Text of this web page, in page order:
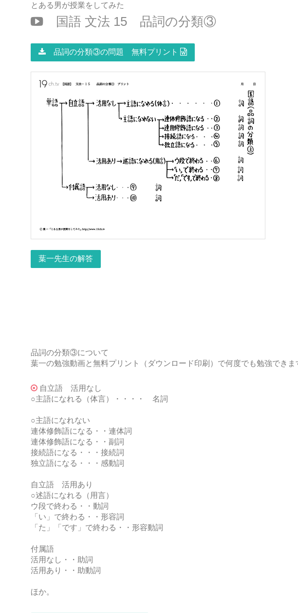
とある男が授業をしてみた
国語 文法 15 品詞の分類③
品詞の分類③の問題 無料プリント
葉一先生の解答
品詞の分類③について
葉一の勉強動画と無料プリント（ダウンロード印刷）で何度でも勉強できま
自立語 活用なし
○主語になれる（体言）・・・・ 名詞
○主語になれない
連体修飾語になる・・連体詞
連体修飾語になる・・副詞
接続語になる・・・接続詞
独立語になる・・・感動詞
自立語 活用あり
○述語になれる（用言）
ウ段で終わる・・動詞
「い」で終わる・・形容詞
「た」「です」で終わる・・形容動詞
付属語
活用なし・・助詞
活用あり・・助動詞
ほか。